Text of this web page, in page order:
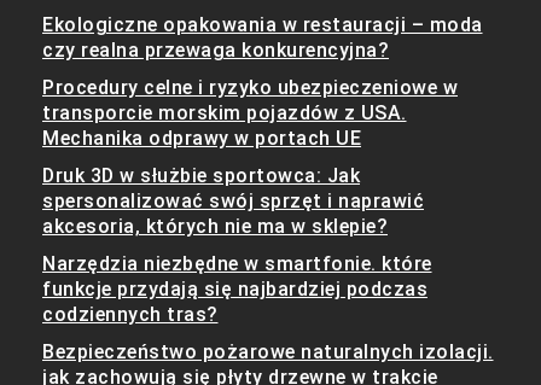
Ekologiczne opakowania w restauracji – moda
czy realna przewaga konkurencyjna?
Procedury celne i ryzyko ubezpieczeniowe w
transporcie morskim pojazdów z USA.
Mechanika odprawy w portach UE
Druk 3D w służbie sportowca: Jak
spersonalizować swój sprzęt i naprawić
akcesoria, których nie ma w sklepie?
Narzędzia niezbędne w smartfonie. które
funkcje przydają się najbardziej podczas
codziennych tras?
Bezpieczeństwo pożarowe naturalnych izolacji.
jak zachowują się płyty drzewne w trakcie